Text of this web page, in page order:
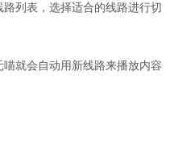
列表，选择适合的线路进行切
就会自动用新线路来播放内容